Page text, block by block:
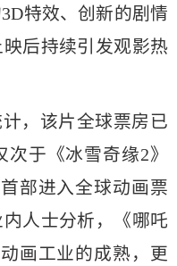
特效、创新的剧情
后持续引发观影热
，该片全球票房已
于《冰雪奇缘2》
部进入全球动画票
人士分析，《哪吒
画工业的成熟，更